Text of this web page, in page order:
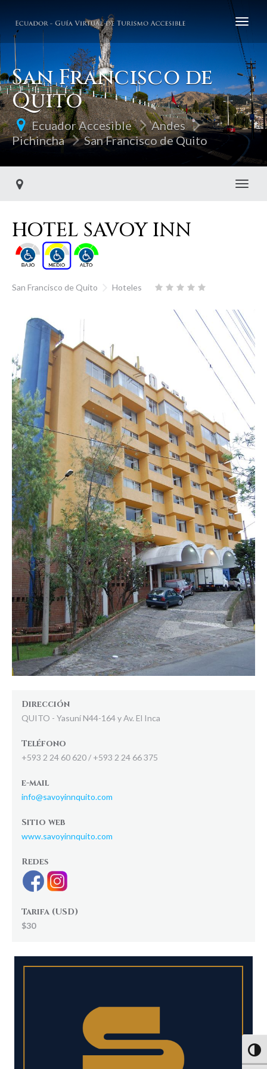
San Francisco de
Quito
Ecuador Accesible
Andes
Pichincha
San Francisco de Quito
HOTEL SAVOY INN
San Francisco de Quito Hoteles
Dirección
QUITO - Yasuní N44-164 y Av. El Inca
Teléfono
+593 2 24 60 620 / +593 2 24 66 375
e-mail
info@savoyinnquito.com
Sitio web
www.savoyinnquito.com
Redes
Tarifa (USD)
$30